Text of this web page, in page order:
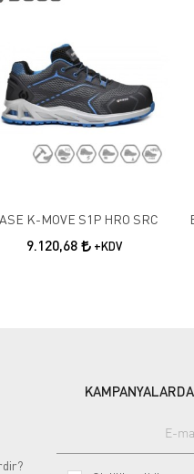
K-MOVE S1P HRO SRC
9.120,68 +KDV